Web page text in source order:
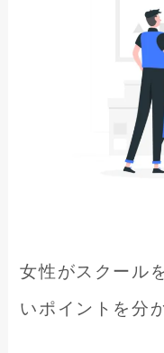
女性がスクール
いポイントを分